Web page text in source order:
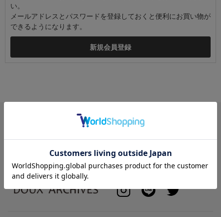
い。
メールアドレスとパスワードを登録しておくと便利にお買い物が
できるようになります。